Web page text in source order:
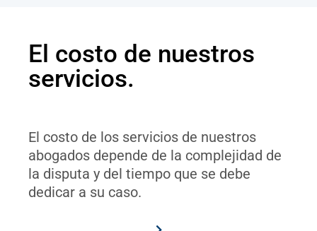
El costo de nuestros
servicios.
El costo de los servicios de nuestros
abogados depende de la complejidad de
la disputa y del tiempo que se debe
dedicar a su caso.